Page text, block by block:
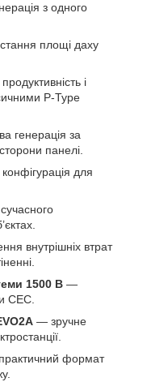
з одного
площі даху
і
P-Type
генерація за
панелі.
для
внутрішніх втрат
1500 В —
СЕС.
— зручне
формат